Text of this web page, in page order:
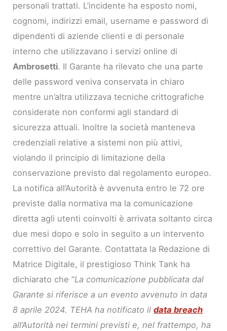
personali trattati. L’incidente ha esposto nomi,
cognomi, indirizzi email, username e password di
dipendenti di aziende clienti e di personale
interno che utilizzavano i servizi online di
Ambrosetti. Il Garante ha rilevato che una parte
delle password veniva conservata in chiaro
mentre un’altra utilizzava tecniche crittografiche
considerate non conformi agli standard di
sicurezza attuali. Inoltre la società manteneva
credenziali relative a sistemi non più attivi,
violando il principio di limitazione della
conservazione previsto dal regolamento europeo.
La notifica all’Autorità è avvenuta entro le 72 ore
previste dalla normativa ma la comunicazione
diretta agli utenti coinvolti è arrivata soltanto circa
due mesi dopo e solo in seguito a un intervento
correttivo del Garante. Contattata la Redazione di
Matrice Digitale, il prestigioso Think Tank ha
dichiarato che “La comunicazione pubblicata dal
Garante si riferisce a un evento avvenuto in data
8 aprile 2024. TEHA ha notificato ildata breach
all’Autorità nei termini previsti e, nel frattempo, ha